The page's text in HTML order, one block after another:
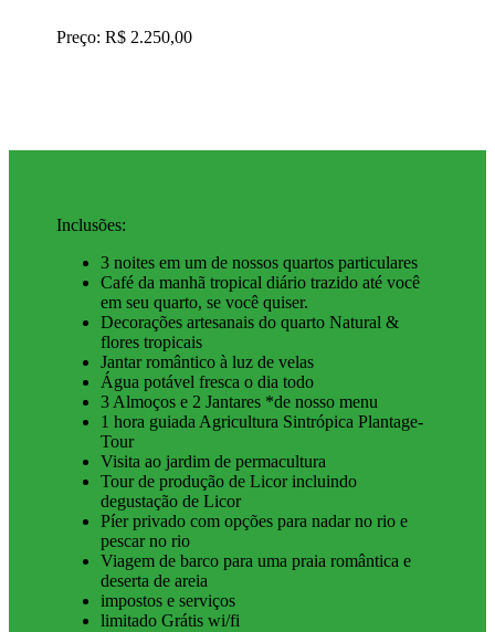
Preço: R$ 2.250,00
Inclusões:
3 noites em um de nossos quartos particulares
Café da manhã tropical diário trazido até você
em seu quarto, se você quiser.
Decorações artesanais do quarto Natural &
flores tropicais
Jantar romântico à luz de velas
Água potável fresca o dia todo
3 Almoços e 2 Jantares *de nosso menu
1 hora guiada Agricultura Sintrópica Plantage-
Tour
Visita ao jardim de permacultura
Tour de produção de Licor incluindo
degustação de Licor
Píer privado com opções para nadar no rio e
pescar no rio
Viagem de barco para uma praia romântica e
deserta de areia
impostos e serviços
limitado Grátis wi/fi